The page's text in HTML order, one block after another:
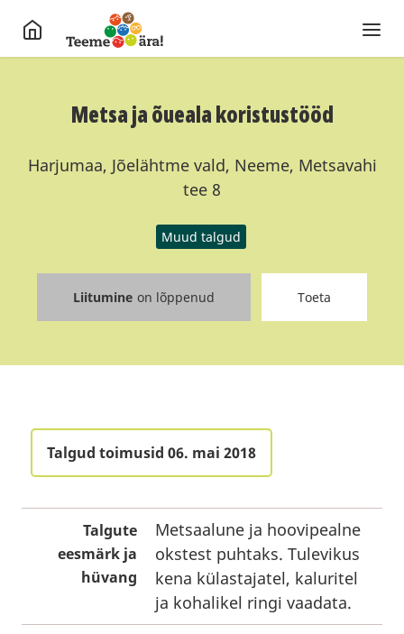
Metsa ja õueala koristustööd
Harjumaa, Jõelähtme vald, Neeme, Metsavahi
tee 8
Muud talgud
Liitumine on lõppenud Toeta
Talgud toimusid 06. mai 2018
Talgute
eesmärk ja
hüvang
Metsaalune ja hoovipealne
okstest puhtaks. Tulevikus
kena külastajatel, kaluritel
ja kohalikel ringi vaadata.